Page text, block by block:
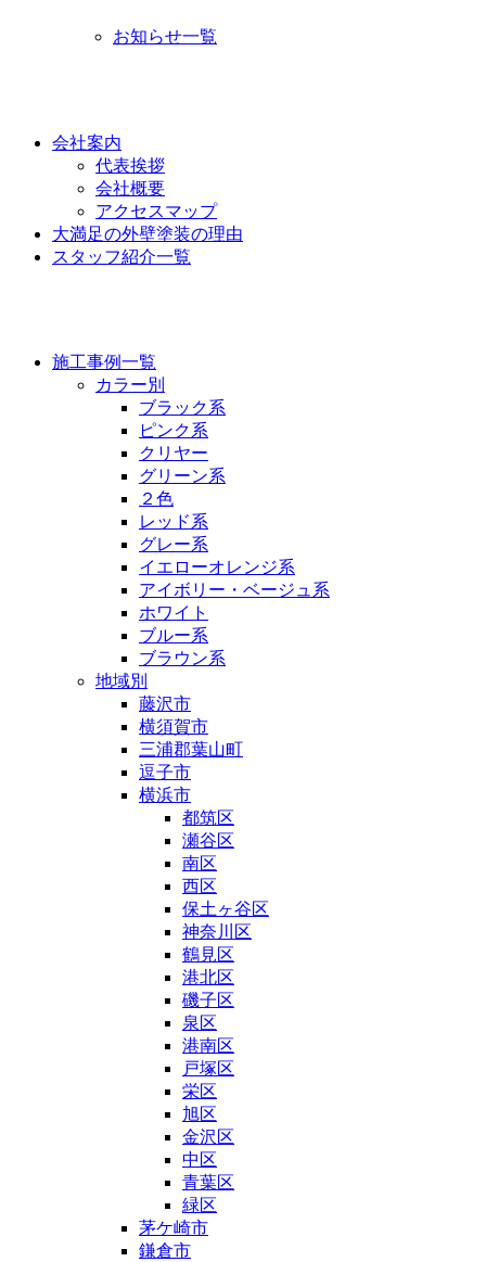
お知らせ一覧
会社案内
代表挨拶
会社概要
アクセスマップ
大満足の外壁塗装の理由
スタッフ紹介一覧
施工事例一覧
カラー別
ブラック系
ピンク系
クリヤー
グリーン系
２色
レッド系
グレー系
イエローオレンジ系
アイボリー・ベージュ系
ホワイト
ブルー系
ブラウン系
地域別
藤沢市
横須賀市
三浦郡葉山町
逗子市
横浜市
都筑区
瀬谷区
南区
西区
保土ヶ谷区
神奈川区
鶴見区
港北区
磯子区
泉区
港南区
戸塚区
栄区
旭区
金沢区
中区
青葉区
緑区
茅ケ崎市
鎌倉市